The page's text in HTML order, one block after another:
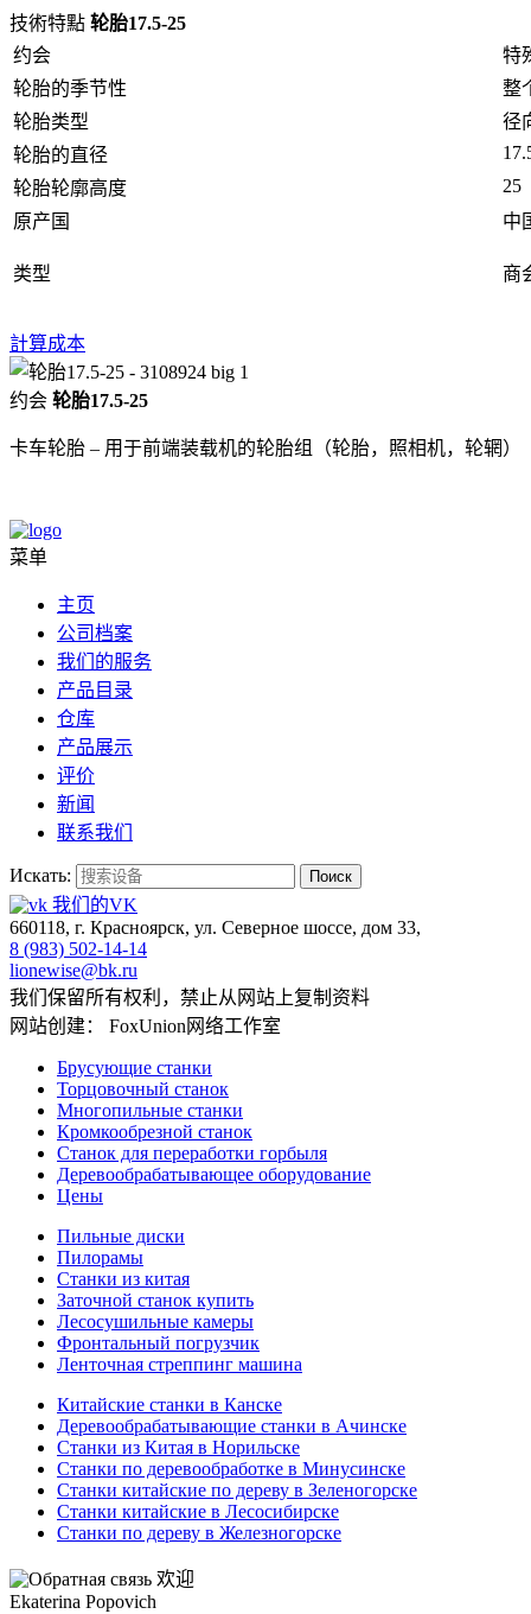
技術特點 轮胎17.5-25
约会
特
轮胎的季节性
整
轮胎类型
径
轮胎的直径
轮胎轮廓高度
25
原产国
中
类型 商
計算成本
约会 轮胎17.5-25
卡车轮胎 – 用于前端装载机的轮胎组（轮胎，照相机，轮辋）
菜单
主页
公司档案
我们的服务
产品目录
仓库
产品展示
评价
新闻
联系我们
Искать: Поиск
我们的VK
660118, г. Красноярск, ул. Северное шоссе, дом 33,
8 (983) 502-14-14
lionewise@bk.ru
我们保留所有权利，禁止从网站上复制资料
网站创建： FoxUnion网络工作室
Брусующие станки
Торцовочный станок
Многопильные станки
Кромкообрезной станок
Станок для переработки горбыля
Деревообрабатывающее оборудование
Цены
Пильные диски
Пилорамы
Станки из китая
Заточной станок купить
Лесосушильные камеры
Фронтальный погрузчик
Ленточная стреппинг машина
Китайские станки в Канске
Деревообрабатывающие станки в Ачинске
Станки из Китая в Норильске
Станки по деревообработке в Минусинске
Станки китайские по дереву в Зеленогорске
Станки китайские в Лесосибирске
Станки по дереву в Железногорске
欢迎
Ekaterina Popovich